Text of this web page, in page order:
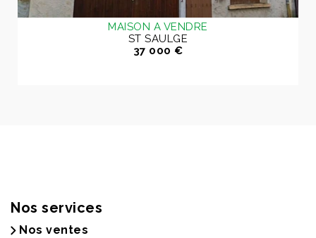
MAISON A VENDRE
ST SAULGE
37 000 €
Nos services
Nos ventes